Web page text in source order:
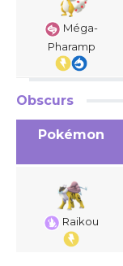
Méga-
Pharamp
Obscurs
Pokémon
Raikou